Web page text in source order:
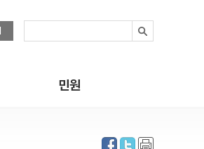
민원